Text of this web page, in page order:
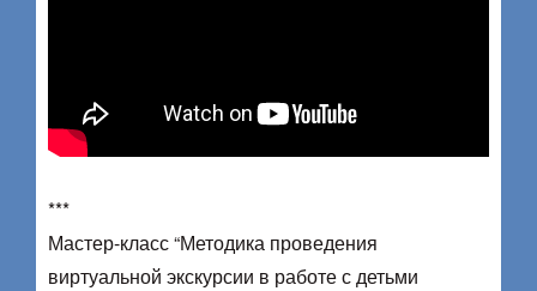
***
Мастер-класс “Методика проведения
виртуальной экскурсии в работе с детьми